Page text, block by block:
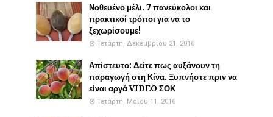
Νοθευένο μέλι. 7 πανεύκολοι και
πρακτικοί τρόποι για να το
ξεχωρίσουμε!
Τετάρτη, Δεκεμβρίου 21, 2016
Απίστευτο: Δείτε πως αυξάνουν τη
παραγωγή στη Κίνα. Ξυπνήστε πριν να
είναι αργά VIDEO ΣΟΚ
Τετάρτη, Μαΐου 11, 2016